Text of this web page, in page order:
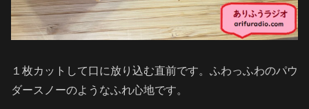
１枚カットして口に放り込む直前です。ふわっふわのパウ
ダースノーのようなふれ心地です。